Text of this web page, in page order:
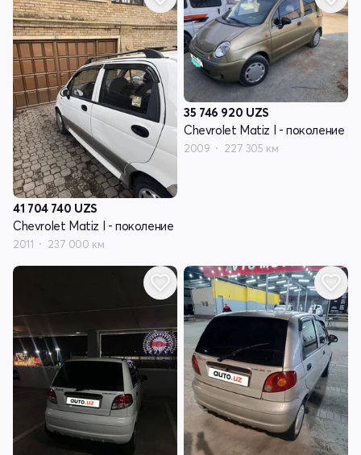
41 704 740 UZS
Chevrolet Matiz I - поколение
2011 237 000 км
35 746 920 UZS
Chevrolet Matiz I - поколение
2009 227 305 км